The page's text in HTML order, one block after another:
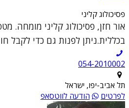
פסיכולוג קליני
בכללית.ניתן לפנות גם כדי לקבל
054-2010002
תל אביב-יפו, ישראל
לפרטים
הודעה לווטסאפ